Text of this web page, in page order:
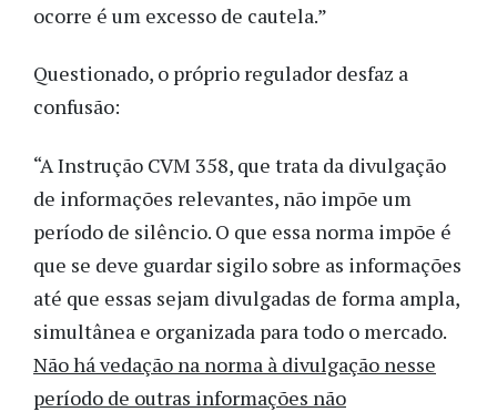
ocorre é um excesso de cautela.”
Questionado, o próprio regulador desfaz a
confusão:
“A Instrução CVM 358, que trata da divulgação
de informações relevantes, não impõe um
período de silêncio. O que essa norma impõe é
que se deve guardar sigilo sobre as informações
até que essas sejam divulgadas de forma ampla,
simultânea e organizada para todo o mercado.
Não há vedação na norma à divulgação nesse
período de outras informações não